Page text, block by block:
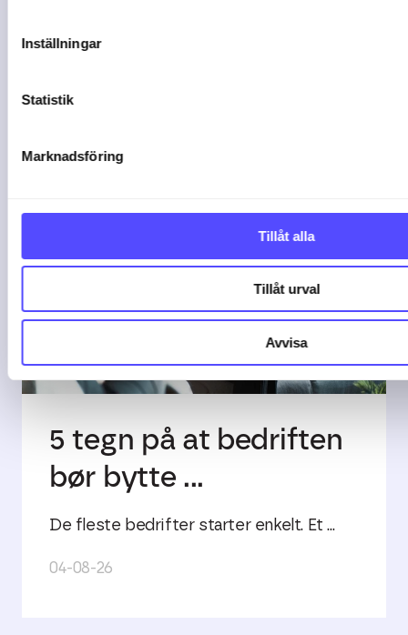
Inställningar
Statistik
Marknadsföring
Tillåt alla
Tillåt urval
Avvisa
enn å ...
04-08-26
3 min lästid
5 tegn på at bedriften
bør bytte ...
De fleste bedrifter starter enkelt. Et ...
04-08-26